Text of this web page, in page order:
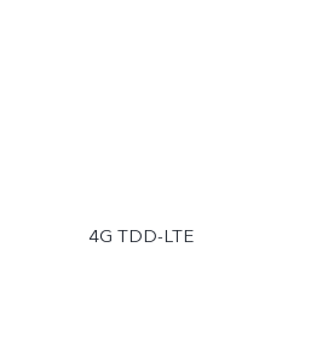
4G TDD-LTE